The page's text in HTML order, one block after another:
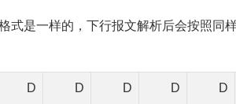
式是一样的，下行报文解析后会按照同
D
D
D
D
D